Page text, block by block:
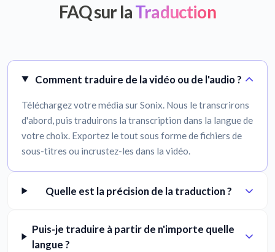
FAQ sur laTraduction
Comment traduire de la vidéo ou de l'audio ?
Téléchargez votre média sur Sonix. Nous le transcrirons
d'abord, puis traduirons la transcription dans la langue de
votre choix. Exportez le tout sous forme de fichiers de
sous-titres ou incrustez-les dans la vidéo.
Quelle est la précision de la traduction ?
Puis-je traduire à partir de n'importe quelle
langue ?